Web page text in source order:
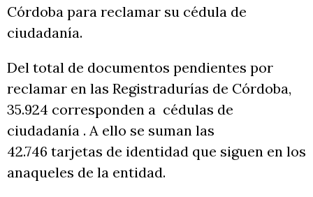
Córdoba para reclamar su cédula de
ciudadanía.
Del total de documentos pendientes por
reclamar en las Registradurías de Córdoba,
35.924 corresponden a cédulas de
ciudadanía . A ello se suman las
42.746 tarjetas de identidad que siguen en los
anaqueles de la entidad.